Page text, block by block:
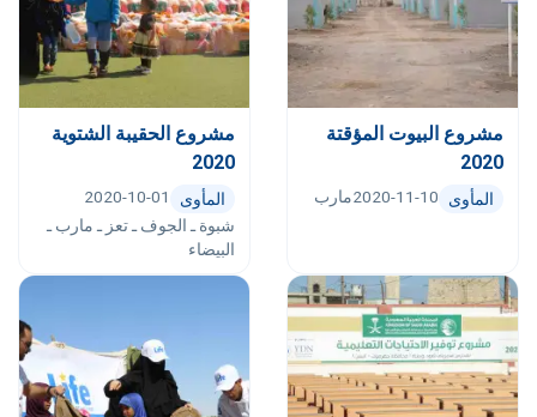
مشروع البيوت المؤقتة
2020
المأوى 2020-11-10مارب
مشروع الحقيبة الشتوية
2020
المأوى
2020-10-01
شبوة ـ الجوف ـ تعز ـ مارب ـ
البيضاء